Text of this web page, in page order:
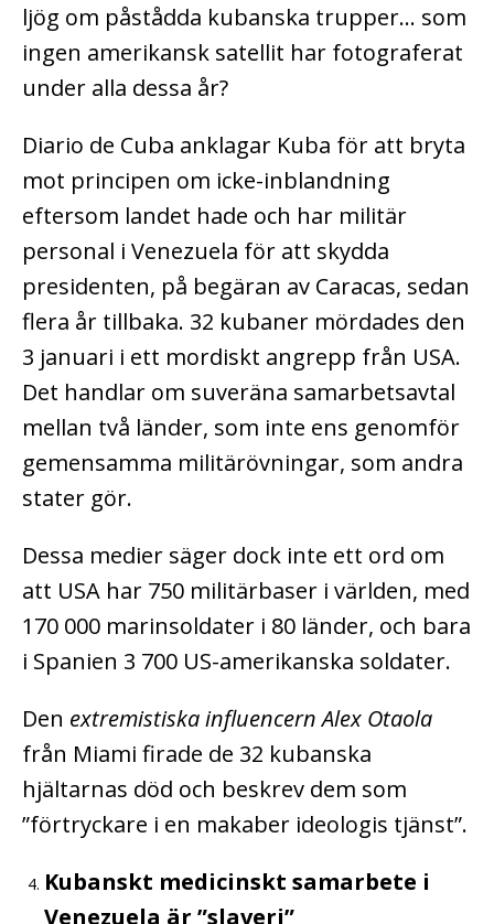
ljög om påstådda kubanska trupper… som
ingen amerikansk satellit har fotograferat
under alla dessa år?
Diario de Cuba anklagar Kuba för att bryta
mot principen om icke-inblandning
eftersom landet hade och har militär
personal i Venezuela för att skydda
presidenten, på begäran av Caracas, sedan
flera år tillbaka. 32 kubaner mördades den
3 januari i ett mordiskt angrepp från USA.
Det handlar om suveräna samarbetsavtal
mellan två länder, som inte ens genomför
gemensamma militärövningar, som andra
stater gör.
Dessa medier säger dock inte ett ord om
att USA har 750 militärbaser i världen, med
170 000 marinsoldater i 80 länder, och bara
i Spanien 3 700 US-amerikanska soldater.
Den extremistiska influencern Alex Otaola
från Miami firade de 32 kubanska
hjältarnas död och beskrev dem som
”förtryckare i en makaber ideologis tjänst”.
Kubanskt medicinskt samarbete i
Venezuela är ”slaveri”